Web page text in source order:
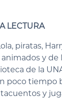
LECTURA
piratas,
y de
de la
poco tiempo
y